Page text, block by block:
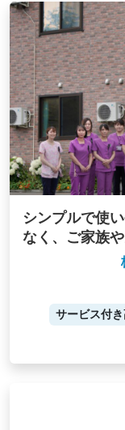
シンプルで使
なく、ご家族
サービス付